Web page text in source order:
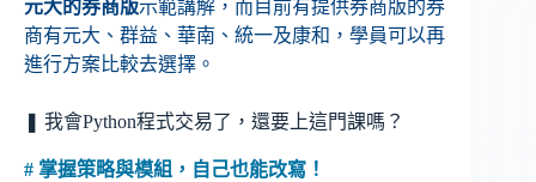
元大的券商版示範講解，而目前有提供券商版的券
商有元大、群益、華南、統一及康和，學員可以再
進行方案比較去選擇。
❚ 我會Python程式交易了，還要上這門課嗎？
# 掌握策略與模組，自己也能改寫！